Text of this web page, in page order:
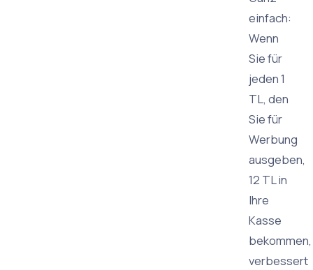
einfach:
Wenn
Sie für
jeden 1
TL, den
Sie für
Werbung
ausgeben,
12 TL in
Ihre
Kasse
bekommen,
verbessert